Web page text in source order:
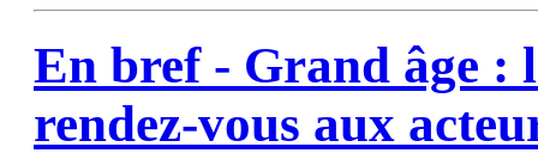
En bref - Grand âge :
rendez-vous aux